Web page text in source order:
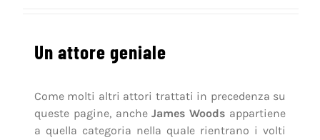
Un attore geniale
Come molti altri attori trattati in precedenza su
queste pagine, ancheJames Woods appartiene
a quella categoria nella quale rientrano i volti